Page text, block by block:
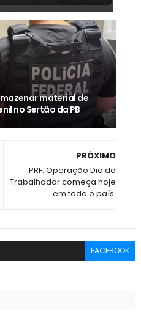
material de
no Sertão da PB
PRÓXIMO
PRF: Operação Dia do
Trabalhador começa hoje
em todo o país.
FACEBOOK